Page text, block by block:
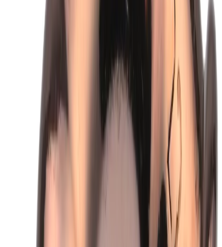
Google Reviews
Läs
VSH XPress 7002A är en kopparböj 90° med två muffar, avsedd
för tappvatten, värme och kyla. Den är utformad för att användas i
olika VVS-installationer och erbjuder hög pålitlighet.
14 dagars öppet köp
Produktinformation